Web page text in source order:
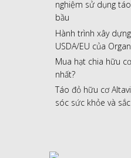
nghiệm sử dụng
bầu
Hành trình xây
USDA/EU của
Mua hạt chia hữu
nhất?
Táo đỏ hữu cơ
sóc sức khỏe và